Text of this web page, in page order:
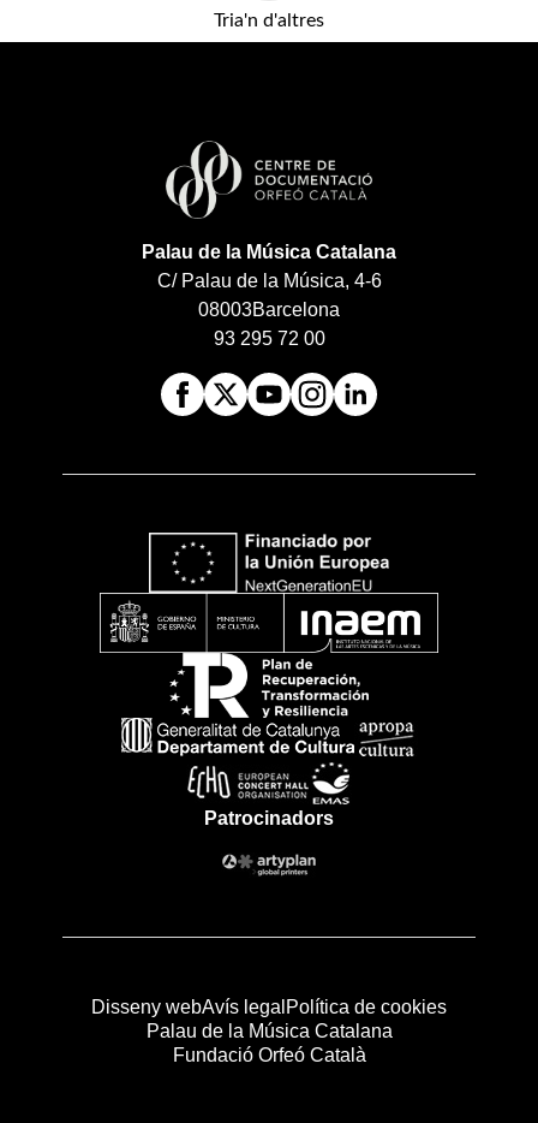
Tria'n d'altres
Palau de la Música Catalana
C/ Palau de la Música, 4-6
08003Barcelona
93 295 72 00
Patrocinadors
Disseny webAvís legal Política de cookies
Palau de la Música Catalana
Fundació Orfeó Català